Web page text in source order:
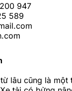
947
589
lâu cũng là